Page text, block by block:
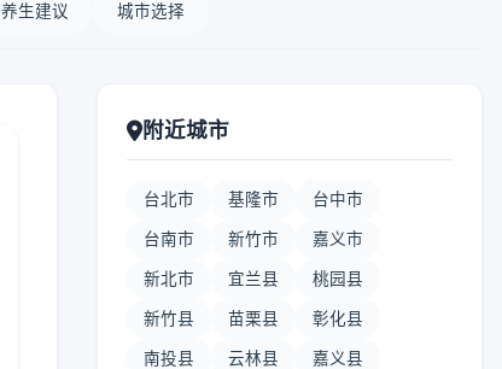
养生建议 城市选择
附近城市
台北市 基隆市 台中市
台南市 新竹市 嘉义市
新北市 宜兰县 桃园县
新竹县 苗栗县 彰化县
南投县 云林县 嘉义县